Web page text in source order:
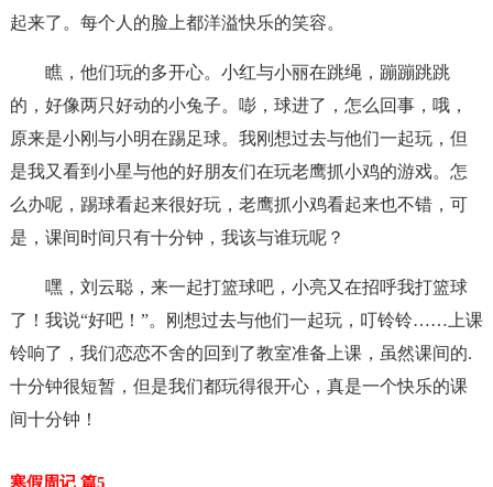
起来了。每个人的脸上都洋溢快乐的笑容。
瞧，他们玩的多开心。小红与小丽在跳绳，蹦蹦跳跳
的，好像两只好动的小兔子。嘭，球进了，怎么回事，哦，
原来是小刚与小明在踢足球。我刚想过去与他们一起玩，但
是我又看到小星与他的好朋友们在玩老鹰抓小鸡的游戏。怎
么办呢，踢球看起来很好玩，老鹰抓小鸡看起来也不错，可
是，课间时间只有十分钟，我该与谁玩呢？
嘿，刘云聪，来一起打篮球吧，小亮又在招呼我打篮球
了！我说“好吧！”。刚想过去与他们一起玩，叮铃铃……上课
铃响了，我们恋恋不舍的回到了教室准备上课，虽然课间的.
十分钟很短暂，但是我们都玩得很开心，真是一个快乐的课
间十分钟！
寒假周记 篇5